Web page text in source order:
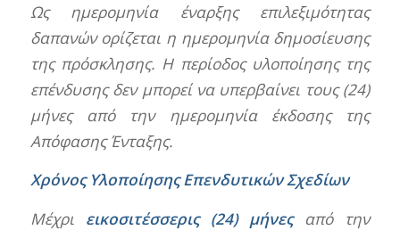
Ως ημερομηνία έναρξης επιλεξιμότητας
δαπανών ορίζεται η ημερομηνία δημοσίευσης
της πρόσκλησης. Η περίοδος υλοποίησης της
επένδυσης δεν μπορεί να υπερβαίνει τους (24)
μήνες από την ημερομηνία έκδοσης της
Απόφασης Ένταξης.
Χρόνος Υλοποίησης Επενδυτικών Σχεδίων
Μέχρι εικοσιτέσσερις (24) μήνεςαπό την